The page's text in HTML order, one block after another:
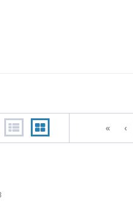
« ‹